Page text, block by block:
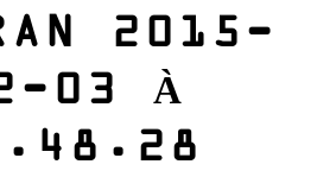
2015-
03 À